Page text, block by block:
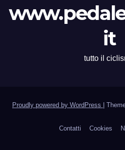
it
tutto il
Proudly powered by WordPress |
Contatti Cookies